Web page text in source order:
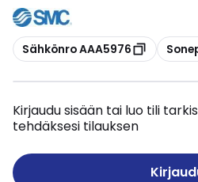
Kopioi
Sähkönro AAA5976 Kopioi
Kirjaudu sisään tai luo tili
tehdäksesi tilauksen